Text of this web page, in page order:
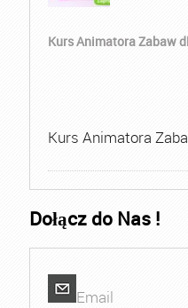
Kurs Animatora Zabaw
Kurs Animatora
Dołącz do Nas !
Email